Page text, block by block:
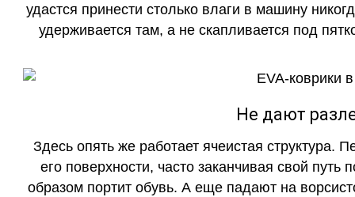
удастся принести столько влаги в машину
удерживается там, а не скапливается под
Не дают
Здесь опять же работает ячеистая структура.
его поверхности, часто заканчивая свой
образом портит обувь. А еще падают на